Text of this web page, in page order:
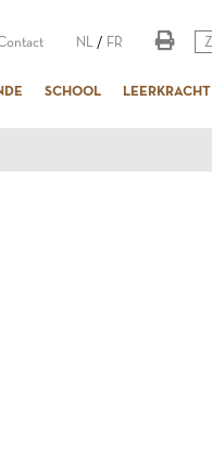
NL / FR
SCHOOL LEERKRACHT